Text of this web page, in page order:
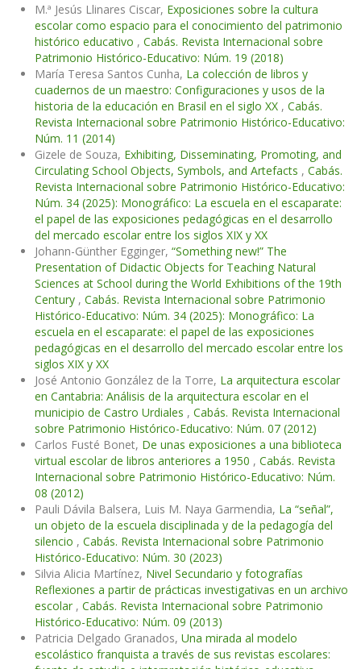
M.ª Jesús Llinares Ciscar, Exposiciones sobre la cultura
escolar como espacio para el conocimiento del patrimonio
histórico educativo , Cabás. Revista Internacional sobre
Patrimonio Histórico-Educativo: Núm. 19 (2018)
María Teresa Santos Cunha, La colección de libros y
cuadernos de un maestro: Configuraciones y usos de la
historia de la educación en Brasil en el siglo XX , Cabás.
Revista Internacional sobre Patrimonio Histórico-Educativo:
Núm. 11 (2014)
Gizele de Souza, Exhibiting, Disseminating, Promoting, and
Circulating School Objects, Symbols, and Artefacts , Cabás.
Revista Internacional sobre Patrimonio Histórico-Educativo:
Núm. 34 (2025): Monográfico: La escuela en el escaparate:
el papel de las exposiciones pedagógicas en el desarrollo
del mercado escolar entre los siglos XIX y XX
Johann-Günther Egginger, “Something new!” The
Presentation of Didactic Objects for Teaching Natural
Sciences at School during the World Exhibitions of the 19th
Century , Cabás. Revista Internacional sobre Patrimonio
Histórico-Educativo: Núm. 34 (2025): Monográfico: La
escuela en el escaparate: el papel de las exposiciones
pedagógicas en el desarrollo del mercado escolar entre los
siglos XIX y XX
José Antonio González de la Torre, La arquitectura escolar
en Cantabria: Análisis de la arquitectura escolar en el
municipio de Castro Urdiales , Cabás. Revista Internacional
sobre Patrimonio Histórico-Educativo: Núm. 07 (2012)
Carlos Fusté Bonet, De unas exposiciones a una biblioteca
virtual escolar de libros anteriores a 1950 , Cabás. Revista
Internacional sobre Patrimonio Histórico-Educativo: Núm.
08 (2012)
Pauli Dávila Balsera, Luis M. Naya Garmendia, La “señal”,
un objeto de la escuela disciplinada y de la pedagogía del
silencio , Cabás. Revista Internacional sobre Patrimonio
Histórico-Educativo: Núm. 30 (2023)
Silvia Alicia Martínez, Nivel Secundario y fotografías
Reflexiones a partir de prácticas investigativas en un archivo
escolar , Cabás. Revista Internacional sobre Patrimonio
Histórico-Educativo: Núm. 09 (2013)
Patricia Delgado Granados, Una mirada al modelo
escolástico franquista a través de sus revistas escolares: